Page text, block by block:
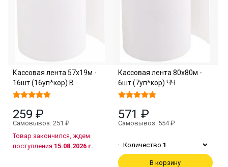
Кассовая лента 57х19м -
16шт (16уп*кор) В
259 ₽
Самовывоз: 251 ₽
Товар закончился, ждем
поступления 15.08.2026 г.
Кассовая лента 80х80м -
6шт (7уп*кор) ЧЧ
571 ₽
Самовывоз: 554 ₽
Количество:1
В корзину